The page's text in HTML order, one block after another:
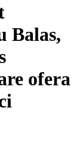
Balas,
ofera